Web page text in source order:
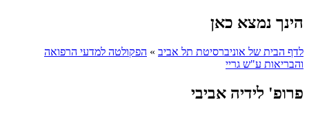
הינך נמצא כאן
לדף הבית של אוניברסיטת תל אביב » הפקולטה למדעי הרפואה
והבריאות ע"ש גריי
פרופ' לידיה אביבי